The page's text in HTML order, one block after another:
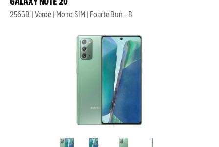
256GB | Verde | Mono SIM | Foarte Bun - B